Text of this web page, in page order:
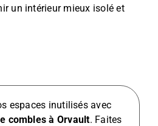
un intérieur mieux isolé et
espaces inutilisés avec
combles à Orvault. Faites